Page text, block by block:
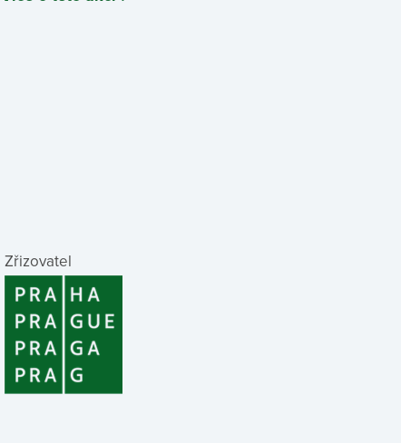
Zřizovatel